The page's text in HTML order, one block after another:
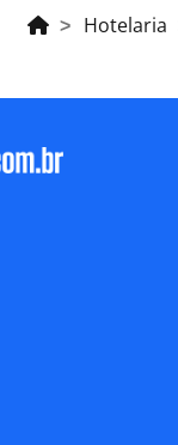
Hotelaria